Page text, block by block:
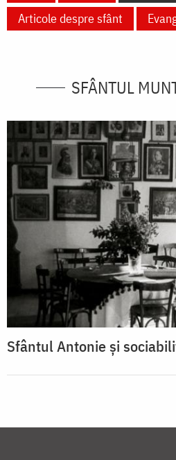
Articole despre sfânt
SFÂNTUL
Sfântul Antonie şi